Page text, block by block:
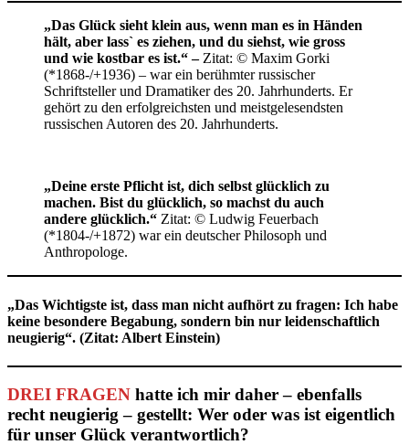
„Das Glück sieht klein aus, wenn man es in Händen
hält, aber lass` es ziehen, und du siehst, wie gross
und wie kostbar es ist.“ – Zitat: © Maxim Gorki
(*1868-/+1936) – war ein berühmter russischer
Schriftsteller und Dramatiker des 20. Jahrhunderts. Er
gehört zu den erfolgreichsten und meistgelesendsten
russischen Autoren des 20. Jahrhunderts.
„Deine erste Pflicht ist, dich selbst glücklich zu
machen. Bist du glücklich, so machst du auch
andere glücklich.“ Zitat: © Ludwig Feuerbach
(*1804-/+1872) war ein deutscher Philosoph und
Anthropologe.
„Das Wichtigste ist, dass man nicht aufhört zu fragen: Ich habe
keine besondere Begabung, sondern bin nur leidenschaftlich
neugierig“. (Zitat: Albert Einstein)
DREI FRAGEN hatte ich mir daher – ebenfalls
recht neugierig – gestellt: Wer oder was ist eigentlich
für unser Glück verantwortlich?